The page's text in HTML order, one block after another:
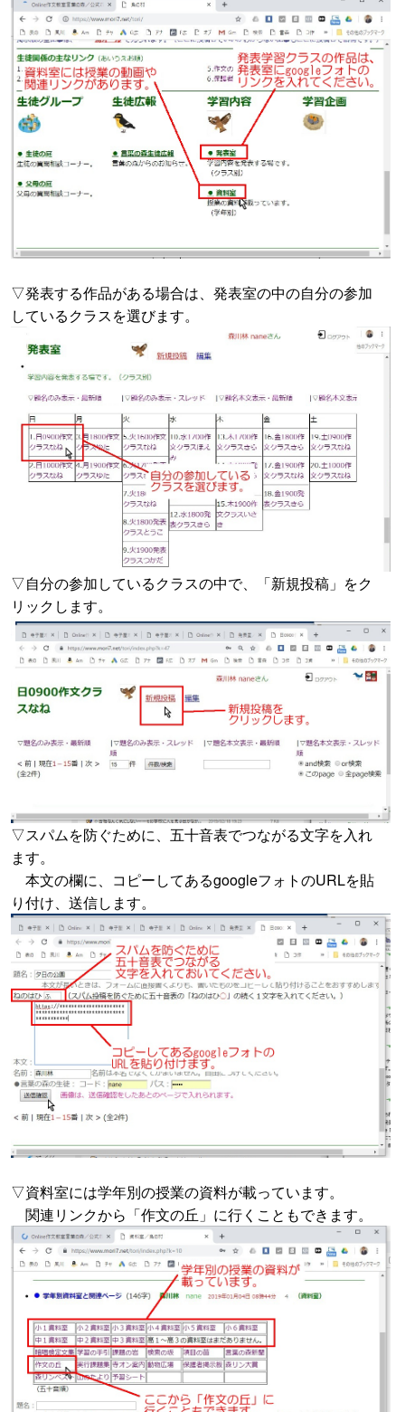
▽発表する作品がある場合は、発表室の中の自分の参加
しているクラスを選びます。
▽自分の参加しているクラスの中で、「新規投稿」をク
リックします。
▽スパムを防ぐために、五十音表でつながる文字を入れ
ます。
本文の欄に、コピーしてあるgoogleフォトのURLを貼
り付け、送信します。
▽資料室には学年別の授業の資料が載っています。
関連リンクから「作文の丘」に行くこともできます。